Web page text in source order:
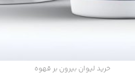
خرید لیوان بیرون بر قهوه